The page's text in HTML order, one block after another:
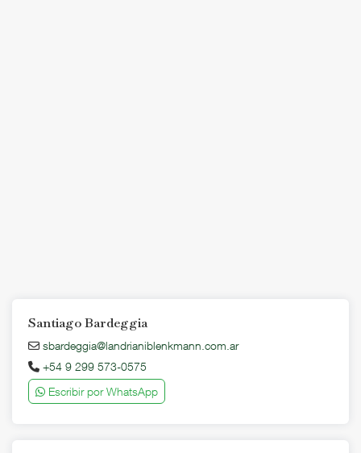
Santiago Bardeggia
sbardeggia@landrianiblenkmann.com.ar
+54 9 299 573-0575
Escribir por WhatsApp